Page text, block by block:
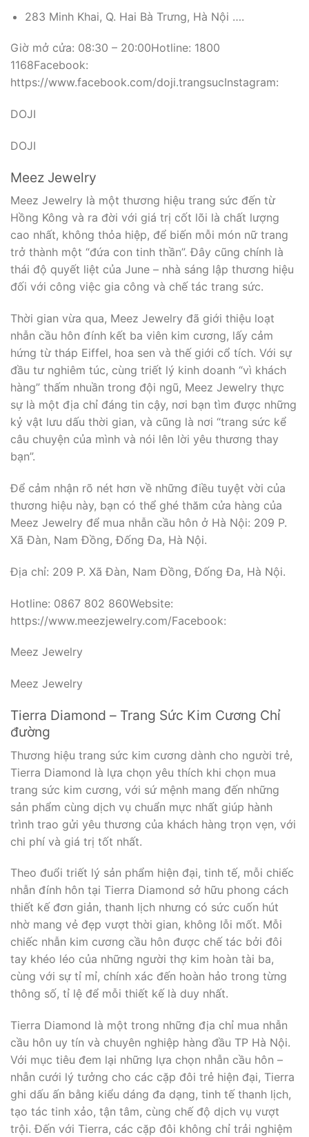
283 Minh Khai, Q. Hai Bà Trưng, Hà Nội ….
Giờ mở cửa: 08:30 – 20:00Hotline: 1800
1168Facebook:
https://www.facebook.com/doji.trangsucInstagram:
DOJI
DOJI
Meez Jewelry
Meez Jewelry là một thương hiệu trang sức đến từ
Hồng Kông và ra đời với giá trị cốt lõi là chất lượng
cao nhất, không thỏa hiệp, để biến mỗi món nữ trang
trở thành một “đứa con tinh thần”. Đây cũng chính là
thái độ quyết liệt của June – nhà sáng lập thương hiệu
đối với công việc gia công và chế tác trang sức.
Thời gian vừa qua, Meez Jewelry đã giới thiệu loạt
nhẫn cầu hôn đính kết ba viên kim cương, lấy cảm
hứng từ tháp Eiffel, hoa sen và thế giới cổ tích. Với sự
đầu tư nghiêm túc, cùng triết lý kinh doanh “vì khách
hàng” thấm nhuần trong đội ngũ, Meez Jewelry thực
sự là một địa chỉ đáng tin cậy, nơi bạn tìm được những
kỷ vật lưu dấu thời gian, và cũng là nơi “trang sức kể
câu chuyện của mình và nói lên lời yêu thương thay
bạn”.
Để cảm nhận rõ nét hơn về những điều tuyệt vời của
thương hiệu này, bạn có thể ghé thăm cửa hàng của
Meez Jewelry để mua nhẫn cầu hôn ở Hà Nội: 209 P.
Xã Đàn, Nam Đồng, Đống Đa, Hà Nội.
Địa chỉ: 209 P. Xã Đàn, Nam Đồng, Đống Đa, Hà Nội.
Hotline: 0867 802 860Website:
https://www.meezjewelry.com/Facebook:
Meez Jewelry
Meez Jewelry
Tierra Diamond – Trang Sức Kim Cương Chỉ
đường
Thương hiệu trang sức kim cương dành cho người trẻ,
Tierra Diamond là lựa chọn yêu thích khi chọn mua
trang sức kim cương, với sứ mệnh mang đến những
sản phẩm cùng dịch vụ chuẩn mực nhất giúp hành
trình trao gửi yêu thương của khách hàng trọn vẹn, với
chi phí và giá trị tốt nhất.
Theo đuổi triết lý sản phẩm hiện đại, tinh tế, mỗi chiếc
nhẫn đính hôn tại Tierra Diamond sở hữu phong cách
thiết kế đơn giản, thanh lịch nhưng có sức cuốn hút
nhờ mang vẻ đẹp vượt thời gian, không lỗi mốt. Mỗi
chiếc nhẫn kim cương cầu hôn được chế tác bởi đôi
tay khéo léo của những người thợ kim hoàn tài ba,
cùng với sự tỉ mỉ, chính xác đến hoàn hảo trong từng
thông số, tỉ lệ để mỗi thiết kế là duy nhất.
Tierra Diamond là một trong những địa chỉ mua nhẫn
cầu hôn uy tín và chuyên nghiệp hàng đầu TP Hà Nội.
Với mục tiêu đem lại những lựa chọn nhẫn cầu hôn –
nhẫn cưới lý tưởng cho các cặp đôi trẻ hiện đại, Tierra
ghi dấu ấn bằng kiểu dáng đa dạng, tinh tế thanh lịch,
tạo tác tinh xảo, tận tâm, cùng chế độ dịch vụ vượt
trội. Đến với Tierra, các cặp đôi không chỉ trải nghiệm